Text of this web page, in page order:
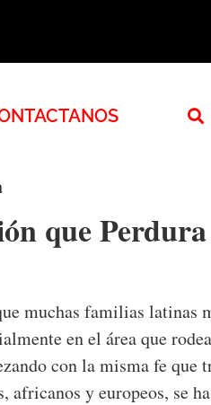
que
muchas familias latinas
en el área que
con la misma fe que
y europeos, se